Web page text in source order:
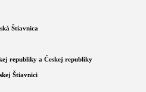
Štiavnica
republiky a Českej republiky
Štiavnici